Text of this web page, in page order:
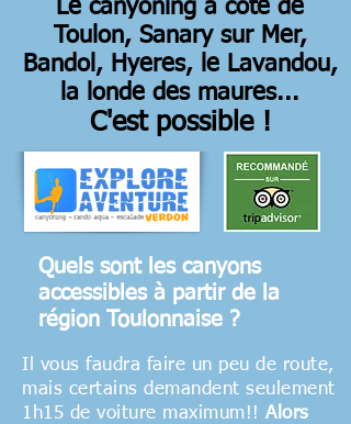
Le canyoning à coté de
Toulon, Sanary sur Mer,
Bandol, Hyeres, le Lavandou,
la londe des maures...
C'est possible !
Quels sont les canyons
accessibles à partir de la
région Toulonnaise ?
Il vous faudra faire un peu de route,
mais certains demandent seulement
1h15 de voiture maximum!!Alors